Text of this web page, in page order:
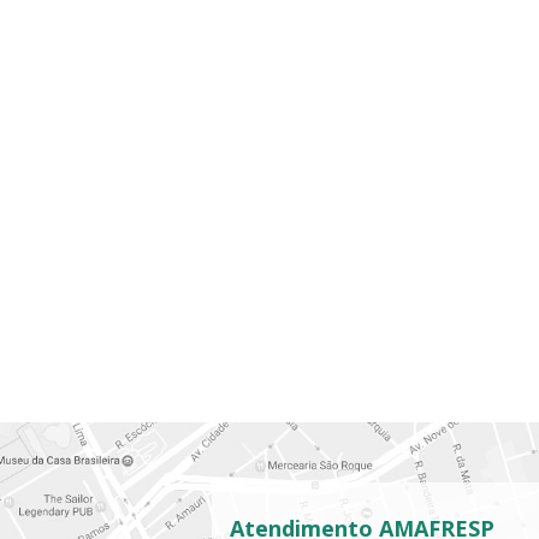
Atendimento AMAFRESP